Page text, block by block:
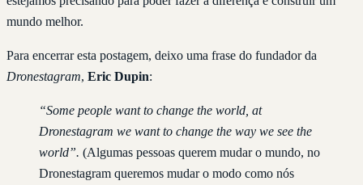
mundo melhor.
Para encerrar esta postagem, deixo uma frase do fundador da
Dronestagram, Eric Dupin:
“Some people want to change the world, at
Dronestagram we want to change the way we see the
world”. (Algumas pessoas querem mudar o mundo, no
Dronestagram queremos mudar o modo como nós